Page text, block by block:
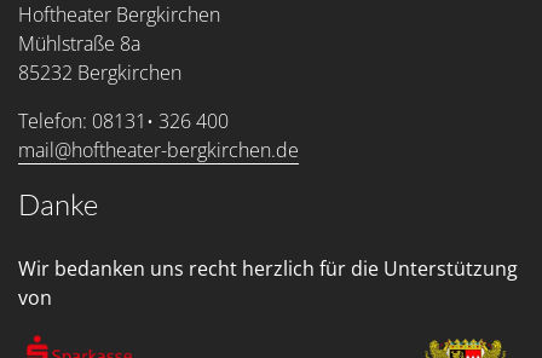
Hoftheater Bergkirchen
Mühlstraße 8a
85232 Bergkirchen
Telefon: 08131• 326 400
mail@hoftheater-bergkirchen.de
Danke
Wir bedanken uns recht herzlich für die Unterstützung
von